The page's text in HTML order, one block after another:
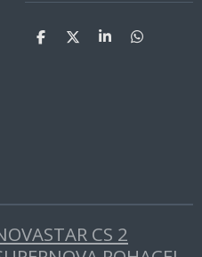
D
D
S
D
CS 2